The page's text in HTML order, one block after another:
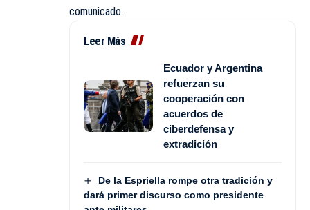
comunicado.
Leer Más
Ecuador y Argentina
refuerzan su
cooperación con
acuerdos de
ciberdefensa y
extradición
De la Espriella rompe otra tradición y
dará primer discurso como presidente